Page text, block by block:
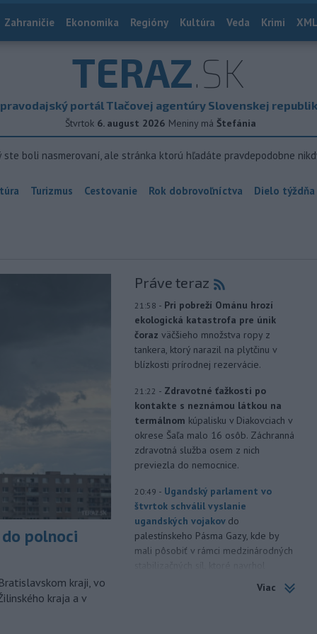
Zahraničie Ekonomika Regióny Kultúra Veda Krimi
TERAZ.SK
portál Tlačovej agentúry Slovenskej
Štvrtok 6. august 2026 Meniny má Štefánia
ste boli nasmerovaní, ale stránka ktorú hľadáte pravdepodobne
Turizmus Cestovanie Rok dobrovoľníctva Dielo týždňa
do polnoci
kraji, vo
kraja a v
Práve teraz
21:58 - Pri pobreží Ománu hrozí
ekologická katastrofa pre únik
čoraz väčšieho množstva ropy z
tankera, ktorý narazil na plytčinu v
blízkosti prírodnej rezervácie.
21:22 - Zdravotné ťažkosti po
kontakte s neznámou látkou na
termálnom kúpalisku v Diakovciach v
okrese Šaľa malo 16 osôb. Záchranná
zdravotná služba osem z nich
previezla do nemocnice.
20:49 - Ugandský parlament vo
štvrtok schválil vyslanie
ugandských vojakov do
palestínskeho Pásma Gazy, kde by
mali pôsobiť v rámci medzinárodných
Viac